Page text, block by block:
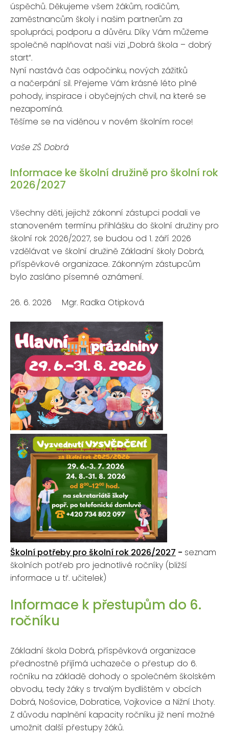
úspěchů. Děkujeme všem žákům, rodičům,
zaměstnancům školy i našim partnerům za
spolupráci, podporu a důvěru. Díky Vám můžeme
společně naplňovat naši vizi „Dobrá škola – dobrý
start“.
Nyní nastává čas odpočinku, nových zážitků
a načerpání sil. Přejeme Vám krásné léto plné
pohody, inspirace i obyčejných chvil, na které se
nezapomíná.
Těšíme se na viděnou v novém školním roce!
Vaše ZŠ Dobrá
Informace ke školní družině pro školní rok
2026/2027
Všechny děti, jejichž zákonní zástupci podali ve
stanoveném termínu přihlášku do školní družiny pro
školní rok 2026/2027, se budou od 1. září 2026
vzdělávat ve školní družině Základní školy Dobrá,
příspěvkové organizace. Zákonným zástupcům
bylo zasláno písemné oznámení.
26. 6. 2026 Mgr. Radka Otipková
Školní potřeby pro školní rok 2026/2027 - seznam
školních potřeb pro jednotlivé ročníky (bližší
informace u tř. učitelek)
Informace k přestupům do 6.
ročníku
Základní škola Dobrá, příspěvková organizace
přednostně přijímá uchazeče o přestup do 6.
ročníku na základě dohody o společném školském
obvodu, tedy žáky s trvalým bydlištěm v obcích
Dobrá, Nošovice, Dobratice, Vojkovice a Nižní Lhoty.
Z důvodu naplnění kapacity ročníku již není možné
umožnit další přestupy žáků.